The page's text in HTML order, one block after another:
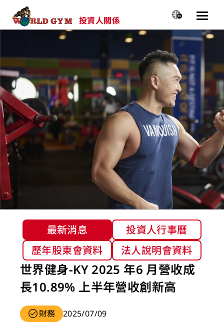
投資人關係
主選單關於我們
新聞&活動
公司治理
財務資訊
股價專區
投資人資源
永續經營
新聞&活動
最新消息
投資人行事曆
歷年股東會資料
法人說明會資料
世界健身-KY 2025 年6 月營收成
長10.89% 上半年營收創新高
財務 2025/07/09